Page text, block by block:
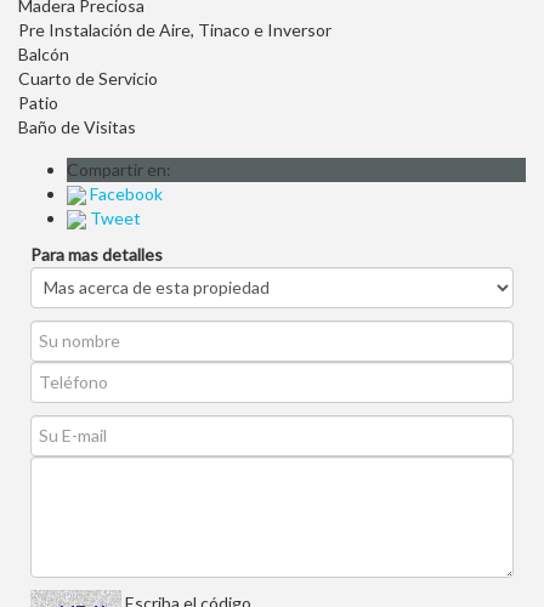
Madera Preciosa
Pre Instalación de Aire, Tinaco e Inversor
Balcón
Cuarto de Servicio
Patio
Baño de Visitas
Compartir en:
Facebook
Tweet
Para mas detalles
Escriba el código.